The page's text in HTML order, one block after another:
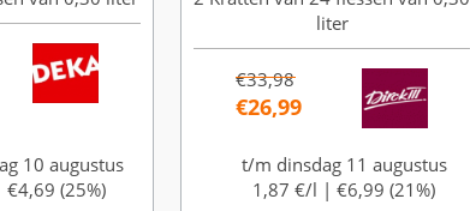
10 augustus
€4,69 (25%)
liter
€33,98
€26,99
t/m dinsdag 11 augustus
1,87 €/l | €6,99 (21%)